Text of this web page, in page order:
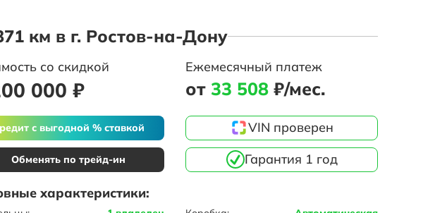
км в г. Ростов-на-Дону
со скидкой
000 ₽
Ежемесячный платеж
от 33 508 ₽/мес.
с выгодной % ставкой
Обменять по трейд-ин
VIN проверен
Гарантия 1 год
характеристики: